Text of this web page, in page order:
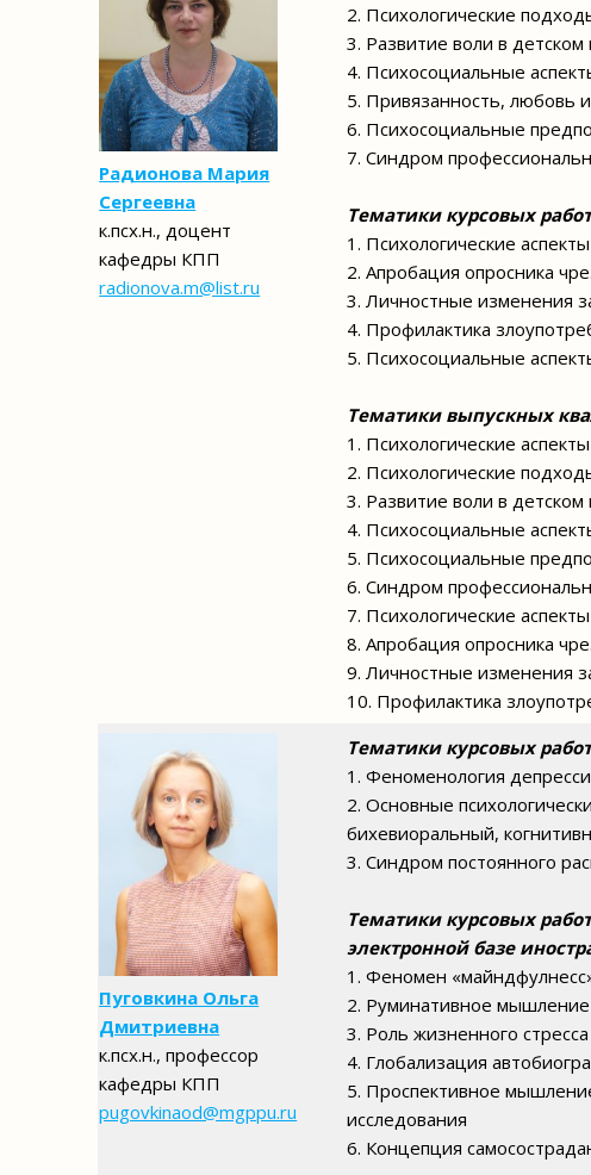
Радионова Мария
Сергеевна
к.псх.н., доцент
кафедры КПП
radionova.m@list.ru
2. Психологические
3. Развитие воли в
4. Психосоциальные
5. Привязанность, любовь
6. Психосоциальные
7. Синдром
Тематики курсовых
1. Психологические
2. Апробация опросника
3. Личностные изменения
4. Профилактика
5. Психосоциальные
Тематики выпускных
1. Психологические
2. Психологические
3. Развитие воли в
4. Психосоциальные
5. Психосоциальные
6. Синдром
7. Психологические
8. Апробация опросника
9. Личностные изменения
10. Профилактика
Пуговкина Ольга
Дмитриевна
к.псх.н.,профессор
кафедры КПП
pugovkinaod@mgppu.ru
Тематики курсовых
1. Феноменология
2. Основные
бихевиоральный,
3. Синдром постоянного
Тематики курсовых
электронной базе
1. Феномен
2. Руминативное мышление
3. Роль жизненного
4. Глобализация
5. Проспективное
исследования
6. Концепция